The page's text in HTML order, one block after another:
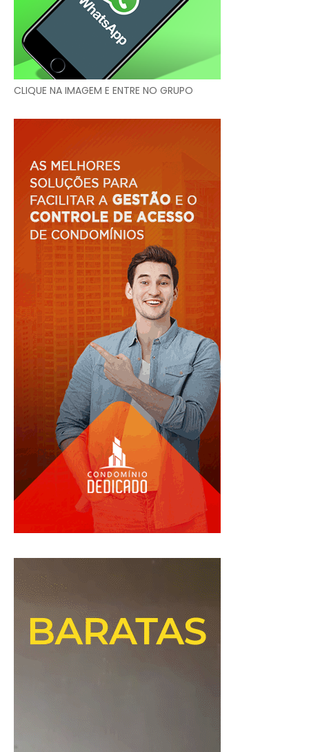
CLIQUE NA IMAGEM E ENTRE NO GRUPO